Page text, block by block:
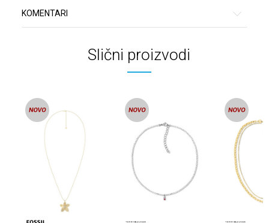
KOMENTARI
Slični proizvodi